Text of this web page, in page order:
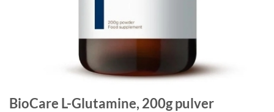
BioCare L-Glutamine, 200g pulver